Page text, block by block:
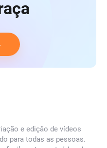
de prémios
última hora
e edição de vídeos
para todas as pessoas.